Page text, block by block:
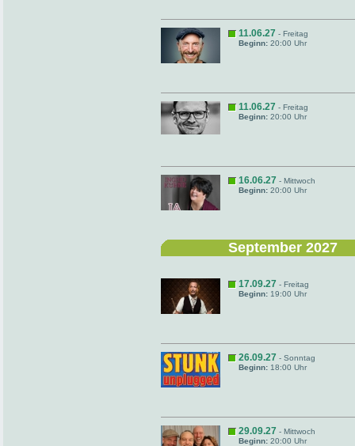
11.06.27 - Freitag
Beginn: 20:00 Uhr
11.06.27 - Freitag
Beginn: 20:00 Uhr
16.06.27 - Mittwoch
Beginn: 20:00 Uhr
September 2027
17.09.27 - Freitag
Beginn: 19:00 Uhr
26.09.27 - Sonntag
Beginn: 18:00 Uhr
29.09.27 - Mittwoch
Beginn: 20:00 Uhr